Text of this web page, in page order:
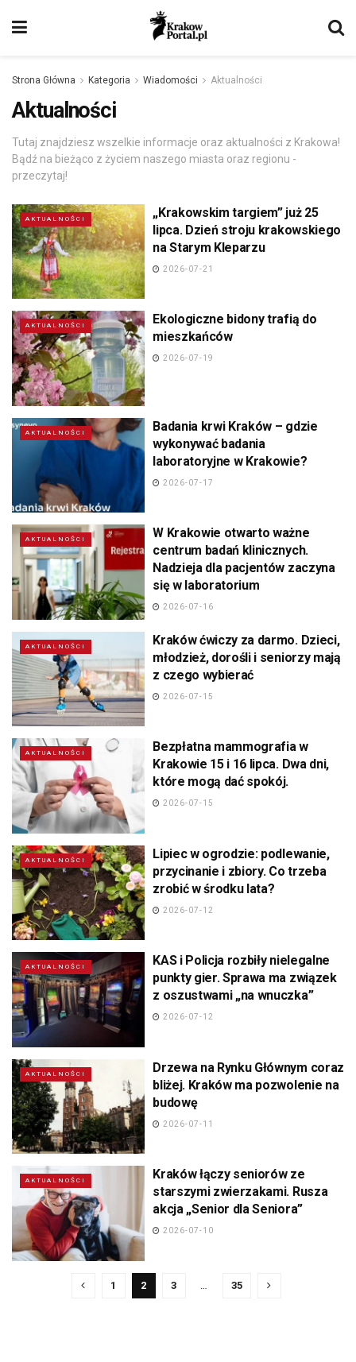
Strona Główna Kategoria Wiadomości Aktualności
Aktualności
Tutaj znajdziesz wszelkie informacje oraz aktualności z Krakowa!
Bądź na bieżąco z życiem naszego miasta oraz regionu -
przeczytaj!
AKTUALNOŚCI
„Krakowskim targiem” już 25
lipca. Dzień stroju krakowskiego
na Starym Kleparzu
2026-07-21
AKTUALNOŚCI
Ekologiczne bidony trafią do
mieszkańców
2026-07-19
AKTUALNOŚCI
Badania krwi Kraków – gdzie
wykonywać badania
laboratoryjne w Krakowie?
2026-07-17
AKTUALNOŚCI
W Krakowie otwarto ważne
centrum badań klinicznych.
Nadzieja dla pacjentów zaczyna
się w laboratorium
2026-07-16
AKTUALNOŚCI
Kraków ćwiczy za darmo. Dzieci,
młodzież, dorośli i seniorzy mają
z czego wybierać
2026-07-15
AKTUALNOŚCI
Bezpłatna mammografia w
Krakowie 15 i 16 lipca. Dwa dni,
które mogą dać spokój.
2026-07-15
AKTUALNOŚCI
Lipiec w ogrodzie: podlewanie,
przycinanie i zbiory. Co trzeba
zrobić w środku lata?
2026-07-12
AKTUALNOŚCI
KAS i Policja rozbiły nielegalne
punkty gier. Sprawa ma związek
z oszustwami „na wnuczka”
2026-07-12
AKTUALNOŚCI
Drzewa na Rynku Głównym coraz
bliżej. Kraków ma pozwolenie na
budowę
2026-07-11
AKTUALNOŚCI
Kraków łączy seniorów ze
starszymi zwierzakami. Rusza
akcja „Senior dla Seniora”
2026-07-10
1 2 3 35